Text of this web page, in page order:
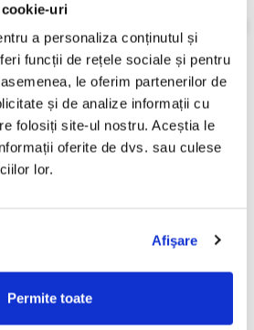
uri
a personaliza conținutul și
funcții de rețele sociale și pentru
le oferim partenerilor de
și de analize informații cu
folosiți site-ul nostru. Aceștia le
oferite de dvs. sau culese
lor.
Afişare
Permite toate
ALTERNATIVE
20,99 Lei